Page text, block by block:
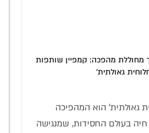
מהפכה: קמפיין שותפות
גאולתית'
גאולתית' הוא המהפיכה
חיה בעולם החסידות, שמנגישה